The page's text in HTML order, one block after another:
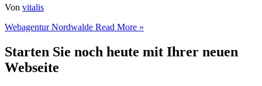
Von vitalis
Webagentur Nordwalde Read More »
Starten Sie noch heute mit Ihrer neuen
Webseite